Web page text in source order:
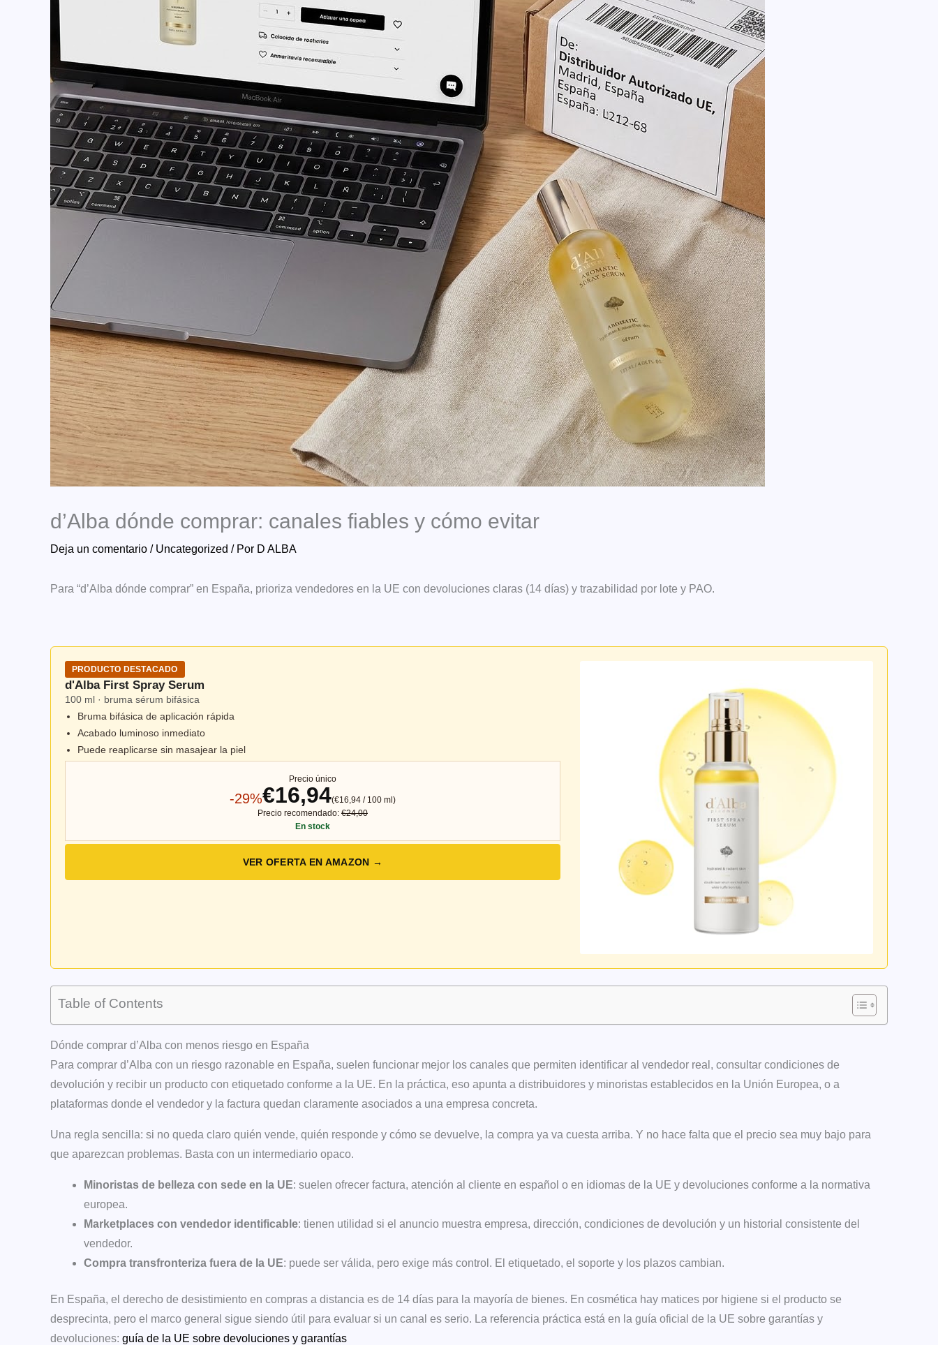
d’Alba dónde comprar: canales fiables y cómo evitar
Deja un comentario / Uncategorized / Por D ALBA
Para “d’Alba dónde comprar” en España, prioriza vendedores en la UE con devoluciones claras (14 días) y trazabilidad por lote y PAO.
PRODUCTO DESTACADO
d'Alba First Spray Serum
100 ml · bruma sérum bifásica
Bruma bifásica de aplicación rápida
Acabado luminoso inmediato
Puede reaplicarse sin masajear la piel
Precio único
-29%€16,94(€16,94 / 100 ml)
Precio recomendado: €24,00
En stock
VER OFERTA EN AMAZON →
Table of Contents
Dónde comprar d’Alba con menos riesgo en España
Para comprar d’Alba con un riesgo razonable en España, suelen funcionar mejor los canales que permiten identificar al vendedor real, consultar condiciones de
devolución y recibir un producto con etiquetado conforme a la UE. En la práctica, eso apunta a distribuidores y minoristas establecidos en la Unión Europea, o a
plataformas donde el vendedor y la factura quedan claramente asociados a una empresa concreta.
Una regla sencilla: si no queda claro quién vende, quién responde y cómo se devuelve, la compra ya va cuesta arriba. Y no hace falta que el precio sea muy bajo para
que aparezcan problemas. Basta con un intermediario opaco.
Minoristas de belleza con sede en la UE: suelen ofrecer factura, atención al cliente en español o en idiomas de la UE y devoluciones conforme a la normativa
europea.
Marketplaces con vendedor identificable: tienen utilidad si el anuncio muestra empresa, dirección, condiciones de devolución y un historial consistente del
vendedor.
Compra transfronteriza fuera de la UE: puede ser válida, pero exige más control. El etiquetado, el soporte y los plazos cambian.
En España, el derecho de desistimiento en compras a distancia es de 14 días para la mayoría de bienes. En cosmética hay matices por higiene si el producto se
desprecinta, pero el marco general sigue siendo útil para evaluar si un canal es serio. La referencia práctica está en la guía oficial de la UE sobre garantías y
devoluciones: guía de la UE sobre devoluciones y garantías